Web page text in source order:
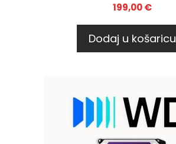
199,00€
Dodaj u košaricu